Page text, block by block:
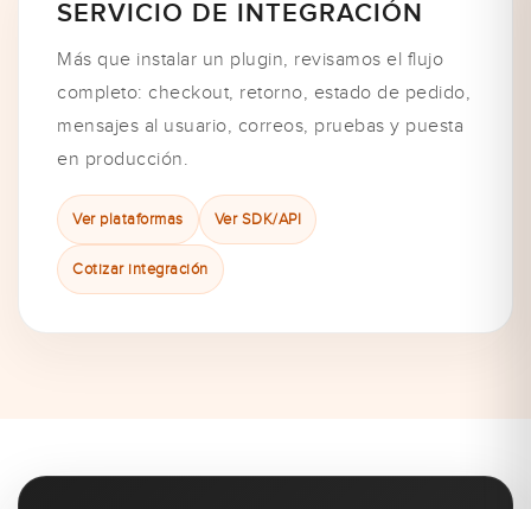
SERVICIO DE INTEGRACIÓN
Más que instalar un plugin, revisamos el flujo
completo: checkout, retorno, estado de pedido,
mensajes al usuario, correos, pruebas y puesta
en producción.
Ver plataformas Ver SDK/API
Cotizar integración